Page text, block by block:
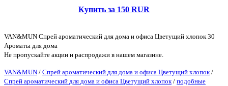
Купить за 150 RUR
VAN&MUN Спрей ароматический для дома и офиса Цветущий хлопок 30
Ароматы для дома
Не пропускайте акции и распродажи в нашем магазине.
VAN&MUN / Спрей ароматический для дома и офиса Цветущий хлопок/
Спрей ароматический для дома и офиса Цветущий хлопок/ подобные